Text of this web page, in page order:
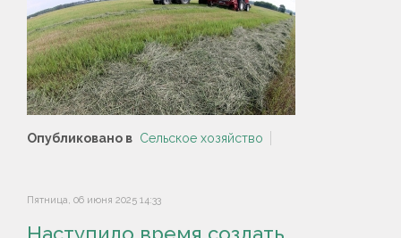
Опубликовано в Сельское хозяйство
Пятница, 06 июня 2025 14:33
Наступило время создать